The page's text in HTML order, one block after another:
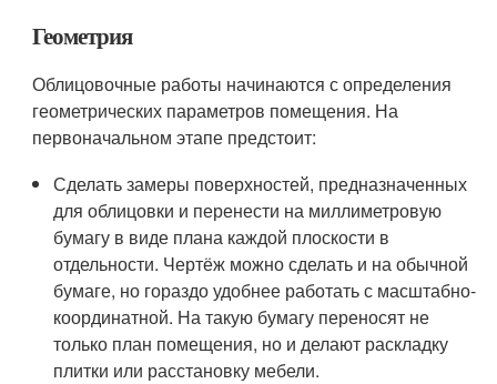
Геометрия
Облицовочные работы начинаются с определения
геометрических параметров помещения. На
первоначальном этапе предстоит:
Сделать замеры поверхностей, предназначенных
для облицовки и перенести на миллиметровую
бумагу в виде плана каждой плоскости в
отдельности. Чертёж можно сделать и на обычной
бумаге, но гораздо удобнее работать с масштабно-
координатной. На такую бумагу переносят не
только план помещения, но и делают раскладку
плитки или расстановку мебели.